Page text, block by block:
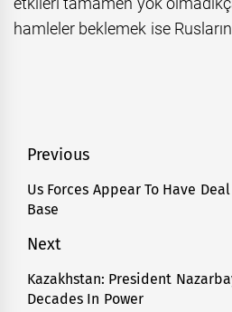
hamleler beklemek ise
Post
navigation
Previous
Previous
post:
Us Forces Appear To Have
Base
Next
Next
post:
Kazakhstan: President
Decades In Power